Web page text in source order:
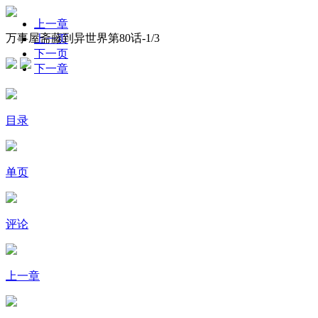
万事屋斋藤到异世界第80话-1/3
上一章
上一页
下一页
下一章
目录
单页
评论
上一章